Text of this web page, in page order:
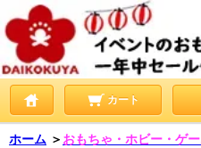
カート
ホーム ＞ おもちゃ・ホビー・ゲ